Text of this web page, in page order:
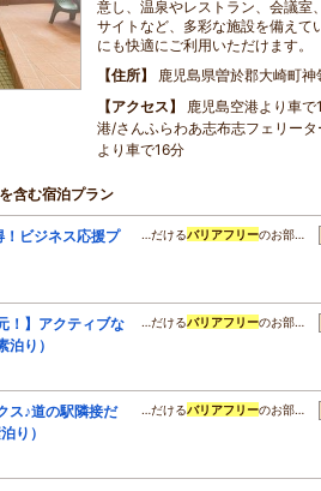
意し、温泉やレストラン、会議室
サイトなど、多彩な施設を備えて
にも快適にご利用いただけます。
住所
鹿児島県曽於郡大崎町神
アクセス
鹿児島空港より車
港/さんふらわあ志布志フェリー
より車で16分
含む宿泊プラン
！ビジネス応援プ
…だけるバリアフリーのお部…
！】アクティブな
り）
…だけるバリアフリーのお部…
ス♪道の駅隣接だ
り）
…だけるバリアフリーのお部…